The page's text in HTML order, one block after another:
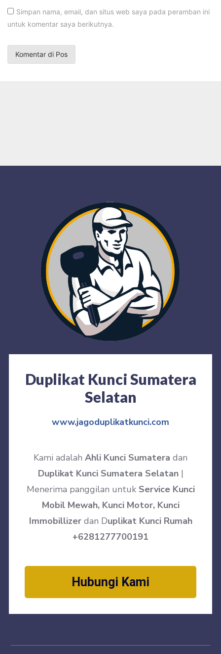
Simpan nama, email, dan situs web saya pada peramban ini
untuk komentar saya berikutnya.
Duplikat Kunci Sumatera
Selatan
www.jagoduplikatkunci.com
Kami adalah Ahli Kunci Sumatera dan
Duplikat Kunci Sumatera Selatan|
Menerima panggilan untuk Service Kunci
Mobil Mewah, Kunci Motor, Kunci
Immobillizerdan Duplikat Kunci Rumah
+6281277700191
Hubungi Kami